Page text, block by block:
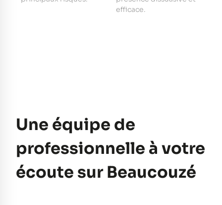
efficace.
Une équipe de
professionnelle à votre
écoute sur Beaucouzé